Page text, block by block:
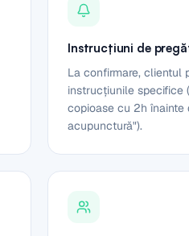
Instrucțiuni de
La confirmare, clientul
instrucțiunile specifice
copioase cu 2h înainte
acupunctură").